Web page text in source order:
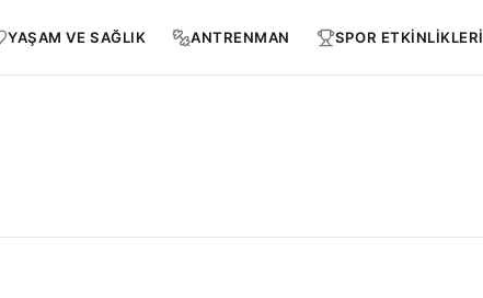
YAŞAM VE SAĞLIK ANTRENMAN SPOR ETKİNLİKLERİ